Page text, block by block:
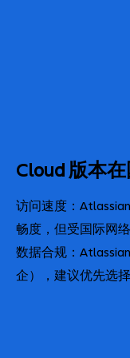
Cloud 版本
访问速度：
畅度，但受国际网
数据合规：
企），建议优先选